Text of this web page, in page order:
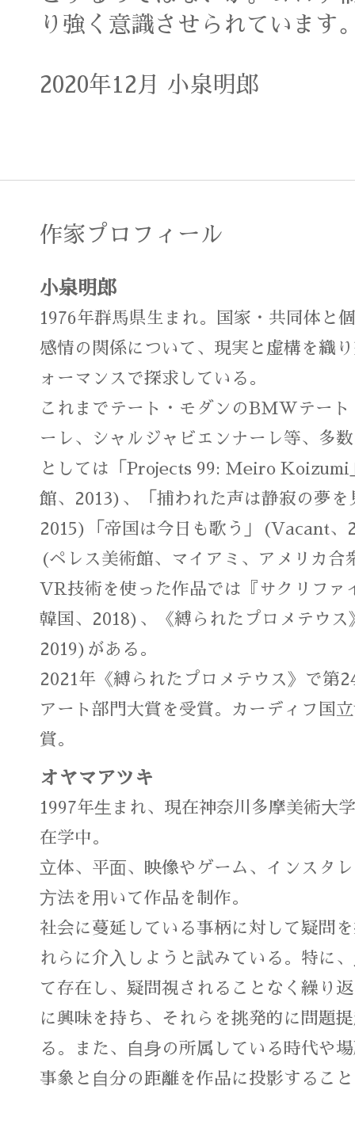
り強く意識させられています
2020年12月 小泉明郎
作家プロフィール
小泉明郎
1976年群馬県生まれ。国家・共同体と
感情の関係について、現実と虚構を織
ォーマンスで探求している。
これまでテート・モダンのBMWテー
ーレ、シャルジャビエンナーレ等、多
としては「Projects 99: Meiro Koizumi
館、2013)、「捕われた声は静寂の夢
2015)「帝国は今日も歌う」(Vacant
(ペレス美術館、マイアミ、アメリカ合
VR技術を使った作品では『サクリフ
韓国、2018)、《縛られたプロメテウ
2019)がある。
2021年《縛られたプロメテウス》で第
アート部門大賞を受賞。カーディフ国
賞。
オヤマアツキ
1997年⽣まれ、現在神奈川多摩美術⼤
在学中。
⽴体、平⾯、映像やゲーム、インスタ
⽅法を⽤いて作品を制作。
社会に蔓延している事柄に対して疑問
れらに介⼊しようと試みている。特に
て存在し、疑問視されることなく繰り
に興味を持ち、それらを挑発的に問題
る。また、⾃⾝の所属している時代や
事象と⾃分の距離を作品に投影するこ